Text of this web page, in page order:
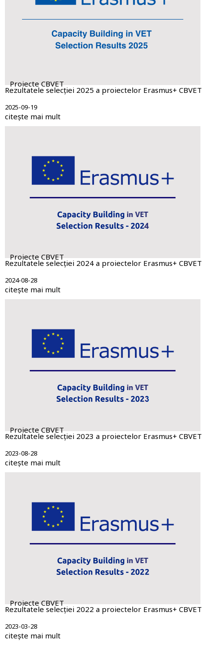
Proiecte CBVET
Rezultatele selecției 2025 a proiectelor Erasmus+ CBVET
2025-09-19
citește mai mult
Proiecte CBVET
Rezultatele selecției 2024 a proiectelor Erasmus+ CBVET
2024-08-28
citește mai mult
Proiecte CBVET
Rezultatele selecției 2023 a proiectelor Erasmus+ CBVET
2023-08-28
citește mai mult
Proiecte CBVET
Rezultatele selecției 2022 a proiectelor Erasmus+ CBVET
2023-03-28
citește mai mult